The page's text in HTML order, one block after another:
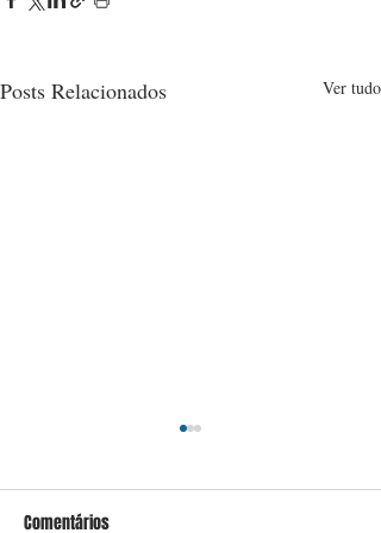
Posts Relacionados Ver tudo
Comentários